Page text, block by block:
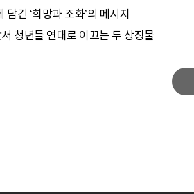
담긴 ‘희망과 조화’의 메시지
청년들 연대로 이끄는 두 상징물